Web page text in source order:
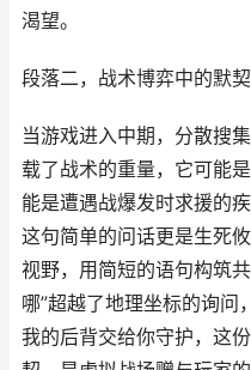
渴望。
段落二，战术博弈中的默
当游戏进入中期，分散搜
载了战术的重量，它可能
能是遭遇战爆发时求援的
这句简单的问话更是生死
视野，用简短的语句构筑
哪”超越了地理坐标的询问
我的后背交给你守护，这